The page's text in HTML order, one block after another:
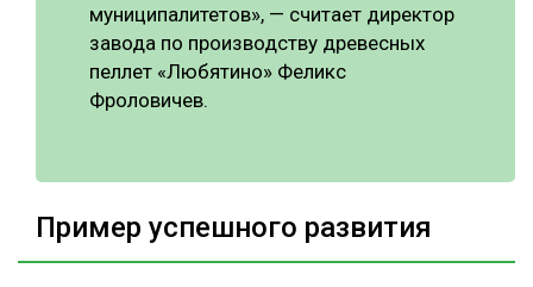
муниципалитетов», — считает директор
завода по производству древесных
пеллет «Любятино» Феликс
Фроловичев.
Пример успешного развития